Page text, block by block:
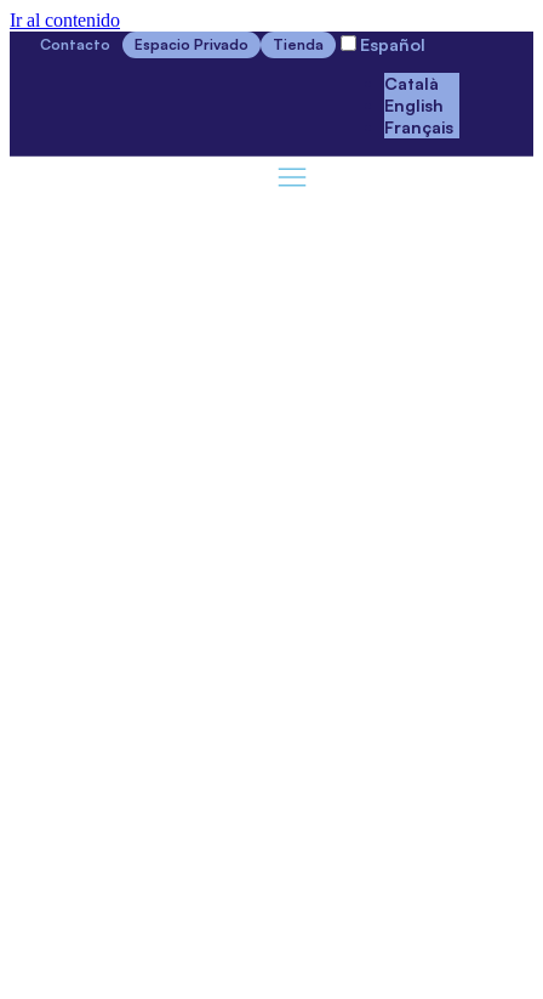
Ir al contenido
Contacto Espacio Privado Tienda
Español
Català
English
Français